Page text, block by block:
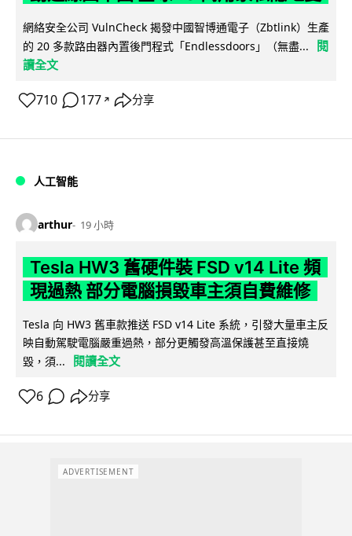
網絡安全公司 VulnCheck 揭發中國智博通電子（Zbtlink）生產
的 20 多款路由器內置後門程式「Endlessdoors」（無盡...
閱
讀全文
710 177 ↗ 分享
人工智能
arthur 19 小時
Tesla HW3 舊硬件裝 FSD v14 Lite 頻
現過熱 部分電腦損毀車主須自費維修
Tesla 向 HW3 舊車款推送 FSD v14 Lite 系統，引發大量車主反
映自動駕駛電腦嚴重過熱，部分更觸發高溫保護甚至直接燒
毀，須...
閱讀全文
6 分享
ADVERTISEMENT